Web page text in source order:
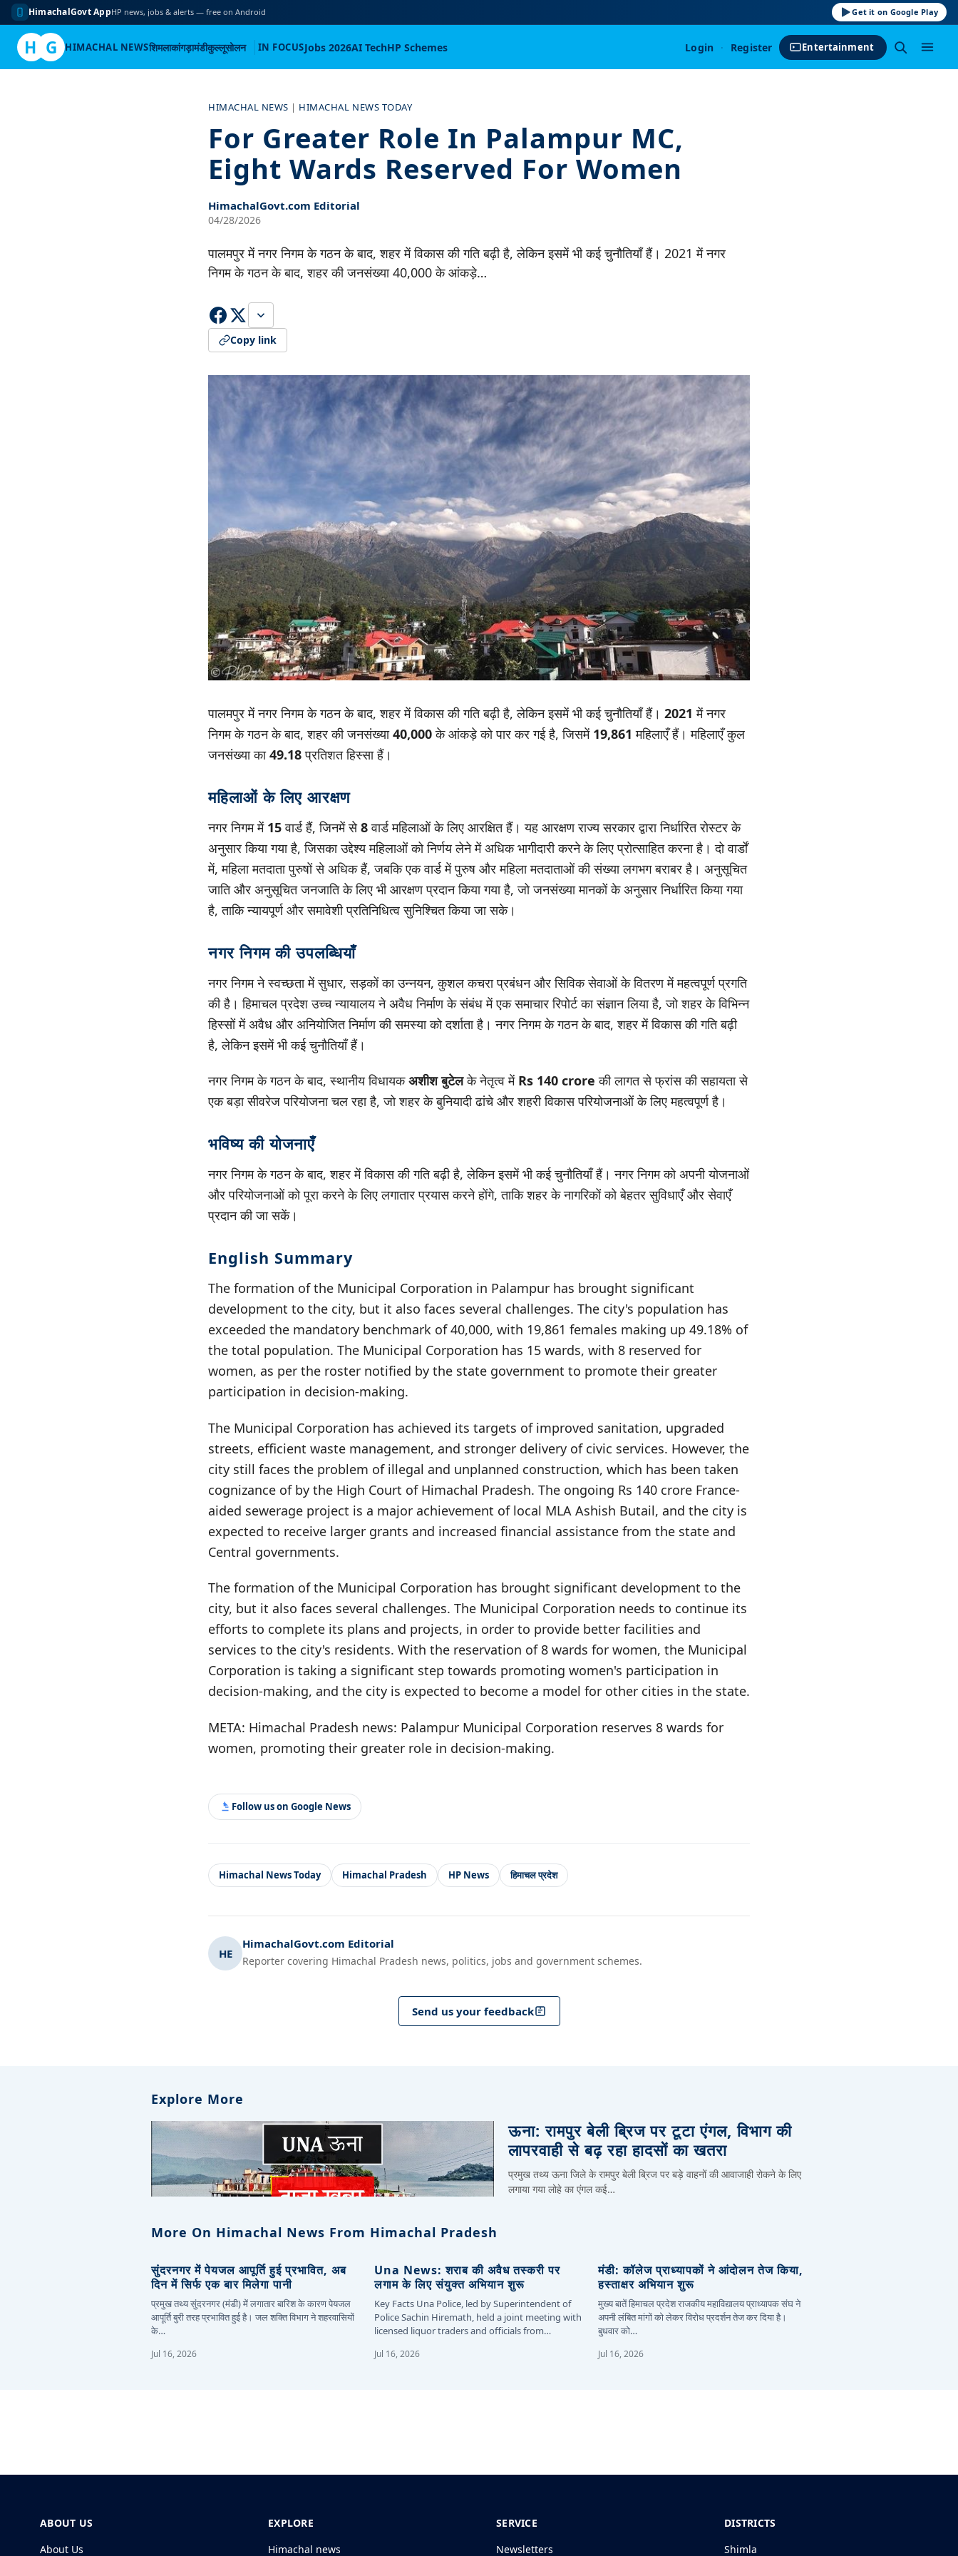
HimachalGovt AppHP news, jobs & alerts — free on Android Get it on Google Play
H G HIMACHAL NEWSशिमलाकांगड़ामंडीकुल्लूसोलन IN FOCUSJobs 2026AI TechHP Schemes Login · Register Entertainment
HIMACHAL NEWS | HIMACHAL NEWS TODAY
For Greater Role In Palampur MC,
Eight Wards Reserved For Women
HimachalGovt.com Editorial
04/28/2026
पालमपुर में नगर निगम के गठन के बाद, शहर में विकास की गति बढ़ी है, लेकिन इसमें भी कई चुनौतियाँ हैं। 2021 में नगर
निगम के गठन के बाद, शहर की जनसंख्या 40,000 के आंकड़े…
Copy link
पालमपुर में नगर निगम के गठन के बाद, शहर में विकास की गति बढ़ी है, लेकिन इसमें भी कई चुनौतियाँ हैं। 2021 में नगर
निगम के गठन के बाद, शहर की जनसंख्या40,000के आंकड़े को पार कर गई है, जिसमें 19,861 महिलाएँ हैं। महिलाएँ कुल
जनसंख्या का49.18प्रतिशत हिस्सा हैं।
महिलाओं के लिए आरक्षण
नगर निगम में 15वार्ड हैं, जिनमें से8वार्ड महिलाओं के लिए आरक्षित हैं। यह आरक्षण राज्य सरकार द्वारा निर्धारित रोस्टर के
अनुसार किया गया है, जिसका उद्देश्य महिलाओं को निर्णय लेने में अधिक भागीदारी करने के लिए प्रोत्साहित करना है। दो वार्डों
में, महिला मतदाता पुरुषों से अधिक हैं, जबकि एक वार्ड में पुरुष और महिला मतदाताओं की संख्या लगभग बराबर है। अनुसूचित
जाति और अनुसूचित जनजाति के लिए भी आरक्षण प्रदान किया गया है, जो जनसंख्या मानकों के अनुसार निर्धारित किया गया
है, ताकि न्यायपूर्ण और समावेशी प्रतिनिधित्व सुनिश्चित किया जा सके।
नगर निगम की उपलब्धियाँ
नगर निगम ने स्वच्छता में सुधार, सड़कों का उन्नयन, कुशल कचरा प्रबंधन और सिविक सेवाओं के वितरण में महत्वपूर्ण प्रगति
की है। हिमाचल प्रदेश उच्च न्यायालय ने अवैध निर्माण के संबंध में एक समाचार रिपोर्ट का संज्ञान लिया है, जो शहर के विभिन्न
हिस्सों में अवैध और अनियोजित निर्माण की समस्या को दर्शाता है। नगर निगम के गठन के बाद, शहर में विकास की गति बढ़ी
है, लेकिन इसमें भी कई चुनौतियाँ हैं।
नगर निगम के गठन के बाद, स्थानीय विधायकअशीश बुटेलके नेतृत्व में Rs 140 crore की लागत से फ्रांस की सहायता से
एक बड़ा सीवरेज परियोजना चल रहा है, जो शहर के बुनियादी ढांचे और शहरी विकास परियोजनाओं के लिए महत्वपूर्ण है।
भविष्य की योजनाएँ
नगर निगम के गठन के बाद, शहर में विकास की गति बढ़ी है, लेकिन इसमें भी कई चुनौतियाँ हैं। नगर निगम को अपनी योजनाओं
और परियोजनाओं को पूरा करने के लिए लगातार प्रयास करने होंगे, ताकि शहर के नागरिकों को बेहतर सुविधाएँ और सेवाएँ
प्रदान की जा सकें।
English Summary
The formation of the Municipal Corporation in Palampur has brought significant
development to the city, but it also faces several challenges. The city's population has
exceeded the mandatory benchmark of 40,000, with 19,861 females making up 49.18% of
the total population. The Municipal Corporation has 15 wards, with 8 reserved for
women, as per the roster notified by the state government to promote their greater
participation in decision-making.
The Municipal Corporation has achieved its targets of improved sanitation, upgraded
streets, efficient waste management, and stronger delivery of civic services. However, the
city still faces the problem of illegal and unplanned construction, which has been taken
cognizance of by the High Court of Himachal Pradesh. The ongoing Rs 140 crore France-
aided sewerage project is a major achievement of local MLA Ashish Butail, and the city is
expected to receive larger grants and increased financial assistance from the state and
Central governments.
The formation of the Municipal Corporation has brought significant development to the
city, but it also faces several challenges. The Municipal Corporation needs to continue its
efforts to complete its plans and projects, in order to provide better facilities and
services to the city's residents. With the reservation of 8 wards for women, the Municipal
Corporation is taking a significant step towards promoting women's participation in
decision-making, and the city is expected to become a model for other cities in the state.
META: Himachal Pradesh news: Palampur Municipal Corporation reserves 8 wards for
women, promoting their greater role in decision-making.
Follow us on Google News
Himachal News Today Himachal Pradesh HP News हिमाचल प्रदेश
HE
HimachalGovt.com Editorial
Reporter covering Himachal Pradesh news, politics, jobs and government schemes.
Send us your feedback
Explore More
ऊना: रामपुर बेली ब्रिज पर टूटा एंगल, विभाग की
लापरवाही से बढ़ रहा हादसों का खतरा
प्रमुख तथ्य ऊना जिले के रामपुर बेली ब्रिज पर बड़े वाहनों की आवाजाही रोकने के लिए
लगाया गया लोहे का एंगल कई…
More On Himachal News From Himachal Pradesh
सुंदरनगर में पेयजल आपूर्ति हुई प्रभावित, अब
दिन में सिर्फ एक बार मिलेगा पानी
प्रमुख तथ्य सुंदरनगर (मंडी) में लगातार बारिश के कारण पेयजल
आपूर्ति बुरी तरह प्रभावित हुई है। जल शक्ति विभाग ने शहरवासियों
के…
Jul 16, 2026
Una News: शराब की अवैध तस्करी पर
लगाम के लिए संयुक्त अभियान शुरू
Key Facts Una Police, led by Superintendent of
Police Sachin Hiremath, held a joint meeting with
licensed liquor traders and officials from…
Jul 16, 2026
मंडी: कॉलेज प्राध्यापकों ने आंदोलन तेज किया,
हस्ताक्षर अभियान शुरू
मुख्य बातें हिमाचल प्रदेश राजकीय महाविद्यालय प्राध्यापक संघ ने
अपनी लंबित मांगों को लेकर विरोध प्रदर्शन तेज कर दिया है।
बुधवार को…
Jul 16, 2026
ABOUT US
About Us
EXPLORE
Himachal news
SERVICE
Newsletters
DISTRICTS
Shimla